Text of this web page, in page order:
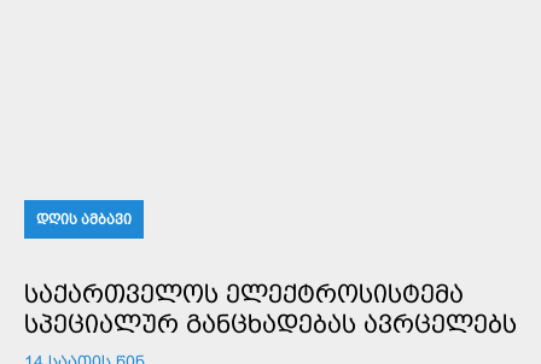
ᲓᲦᲘᲡ ᲐᲛᲑᲐᲕᲘ
ᲡᲐᲥᲐᲠᲗᲕᲔᲚᲝᲡ ᲔᲚᲔᲥᲢᲠᲝᲡᲘᲡᲢᲔᲛᲐ
ᲡᲞᲔᲪᲘᲐᲚᲣᲠ ᲒᲐᲜᲪᲮᲐᲓᲔᲑᲐᲡ ᲐᲕᲠᲪᲔᲚᲔᲑᲡ